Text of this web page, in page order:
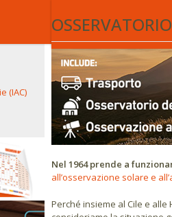
(IAC)
Nel 1964 prende a
all’osservazione solare e
Perché insieme al Cile e alle